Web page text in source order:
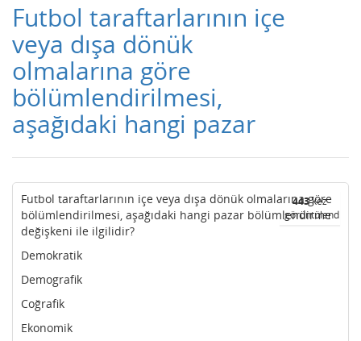
Futbol taraftarlarının içe
veya dışa dönük
olmalarına göre
bölümlendirilmesi,
aşağıdaki hangi pazar
443kez
görüntülendi
Futbol taraftarlarının içe veya dışa dönük olmalarına göre
bölümlendirilmesi, aşağıdaki hangi pazar bölümlendirme
değişkeni ile ilgilidir?
Demokratik
Demografik
Coğrafik
Ekonomik